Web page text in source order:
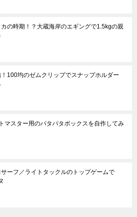
の時期！？大蔵海岸のエギングで1.5kgの親
100均のゼムクリップでスナップホルダー
マスター用のパタパタボックスを自作してみ
ーフ／ライトタックルのトップゲームで